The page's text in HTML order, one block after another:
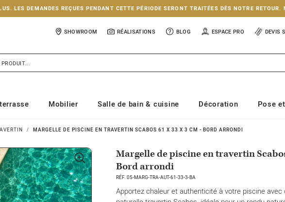
LES DEMANDES REÇUES PENDANT CETTE PÉRIODE SERONT TRAITÉES DÈS NOTRE RETOUR.
SHOWROOM RÉALISATIONS BLOG ESPACE PRO DEVIS
Mobilier Salle de bain & cuisine Décoration Pose
MARGELLE DE PISCINE EN TRAVERTIN SCABOS 61 X 33 X 3 CM - BORD ARRONDI
Margelle de piscine en travertin
Bord arrondi
RÉF. 05-MARG-TRA-AUT-61-33-3-BA
Apportez chaleur et authenticité à votre piscine